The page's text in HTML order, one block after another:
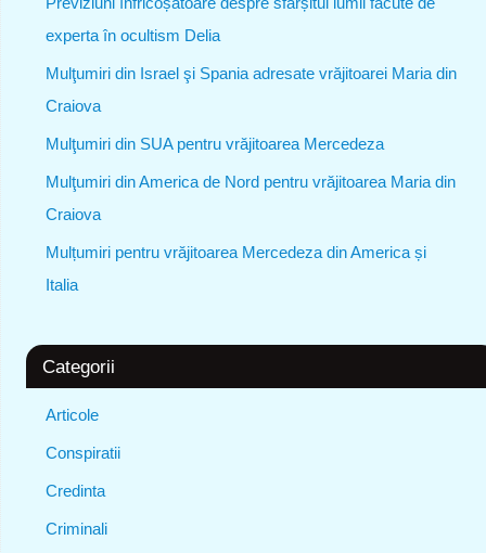
experta în ocultism Delia
Mulţumiri din Israel şi Spania adresate vrăjitoarei Maria din
Craiova
Mulţumiri din SUA pentru vrăjitoarea Mercedeza
Mulţumiri din America de Nord pentru vrăjitoarea Maria din
Craiova
Mulțumiri pentru vrăjitoarea Mercedeza din America și
Italia
Categorii
Articole
Conspiratii
Credinta
Criminali